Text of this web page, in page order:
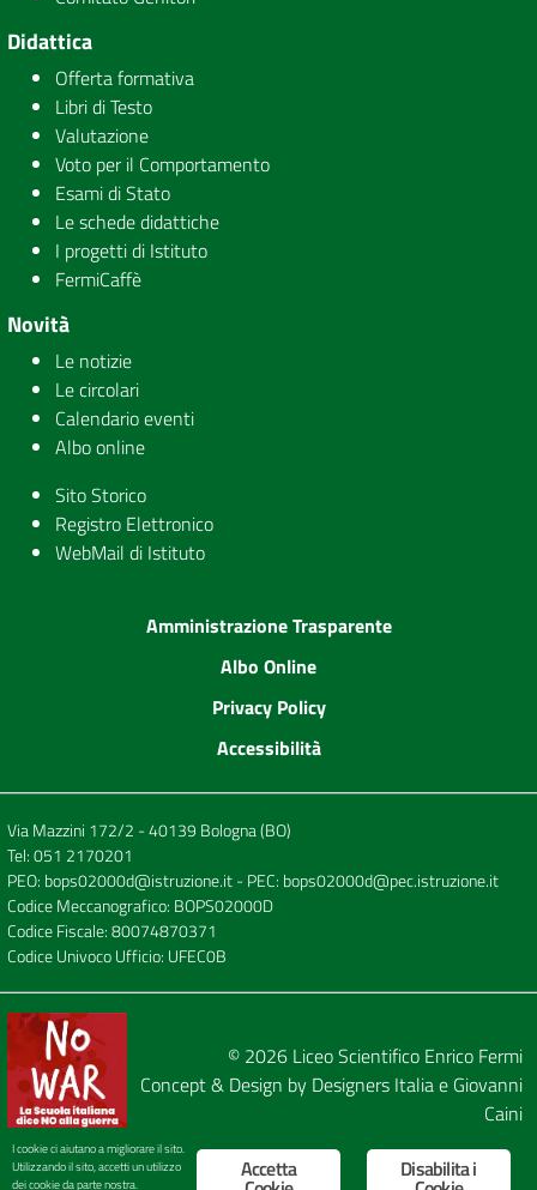
Didattica
Offerta formativa
Libri di Testo
Valutazione
Voto per il Comportamento
Esami di Stato
Le schede didattiche
I progetti di Istituto
FermiCaffè
Novità
Le notizie
Le circolari
Calendario eventi
Albo online
Sito Storico
Registro Elettronico
WebMail di Istituto
Amministrazione Trasparente
Albo Online
Privacy Policy
Accessibilità
Via Mazzini 172/2 - 40139 Bologna (BO)
Tel:051 2170201
PEO: bops02000d@istruzione.it- PEC: bops02000d@pec.istruzione.it
Codice Meccanografico: BOPS02000D
Codice Fiscale: 80074870371
Codice Univoco Ufficio: UFEC0B
© 2026 Liceo Scientifico Enrico Fermi
Concept & Design by Designers Italiae Giovanni
Caini
Disabilita i
Accetta
I cookie ci aiutano a migliorare il sito.
Utilizzando il sito, accetti un utilizzo
dei cookie da parte nostra.